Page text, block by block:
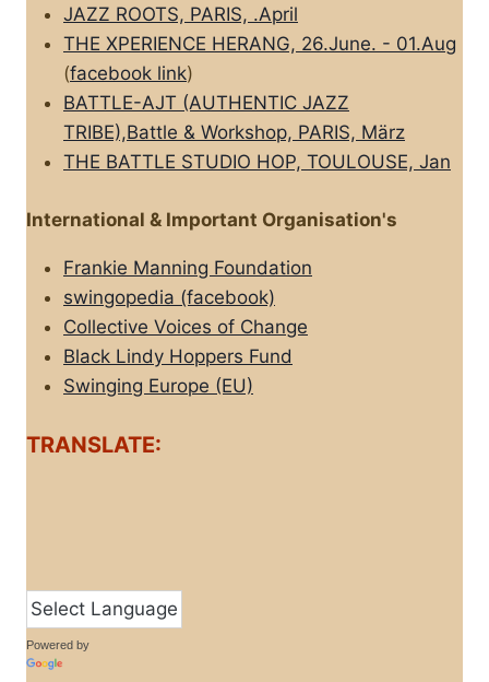
JAZZ ROOTS, PARIS, .April
THE XPERIENCE HERANG, 26.June. - 01.Aug
(facebook link)
BATTLE-AJT (AUTHENTIC JAZZ
TRIBE),Battle & Workshop, PARIS, März
THE BATTLE STUDIO HOP, TOULOUSE, Jan
International & Important Organisation's
Frankie Manning Foundation
swingopedia (facebook)
Collective Voices of Change
Black Lindy Hoppers Fund
Swinging Europe (EU)
TRANSLATE:
Powered by